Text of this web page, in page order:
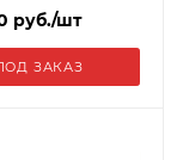
руб./шт
ЗАКАЗ